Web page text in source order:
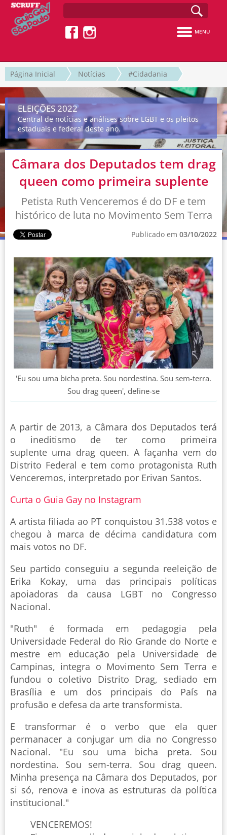
MENU
Página Inicial Notícias #Cidadania
ELEIÇÕES 2022
Central de notícias e análises sobre LGBT e os pleitos
estaduais e federal deste ano.
Câmara dos Deputados tem drag
queen como primeira suplente
Petista Ruth Venceremos é do DF e tem
histórico de luta no Movimento Sem Terra
Publicado em 03/10/2022
'Eu sou uma bicha preta. Sou nordestina. Sou sem-terra.
Sou drag queen', define-se
A partir de 2013, a Câmara dos Deputados terá
o ineditismo de ter como primeira
suplente uma drag queen. A façanha vem do
Distrito Federal e tem como protagonista Ruth
Venceremos, interpretado por Erivan Santos.
Curta o Guia Gay no Instagram
A artista filiada ao PT conquistou 31.538 votos e
chegou à marca de décima candidatura com
mais votos no DF.
Seu partido conseguiu a segunda reeleição de
Erika Kokay, uma das principais políticas
apoiadoras da causa LGBT no Congresso
Nacional.
"Ruth" é formada em pedagogia pela
Universidade Federal do Rio Grande do Norte e
mestre em educação pela Universidade de
Campinas, integra o Movimento Sem Terra e
fundou o coletivo Distrito Drag, sediado em
Brasília e um dos principais do País na
profusão e defesa da arte transformista.
E transformar é o verbo que ela quer
permanacer a conjugar um dia no Congresso
Nacional. "Eu sou uma bicha preta. Sou
nordestina. Sou sem-terra. Sou drag queen.
Minha presença na Câmara dos Deputados, por
si só, renova e inova as estruturas da política
institucional."
VENCEREMOS!